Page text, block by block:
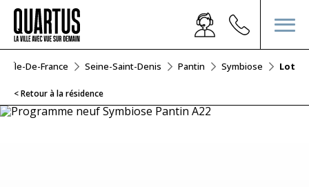
Île-De-France Seine-Saint-Denis Pantin Symbiose Lot
< Retour à la résidence